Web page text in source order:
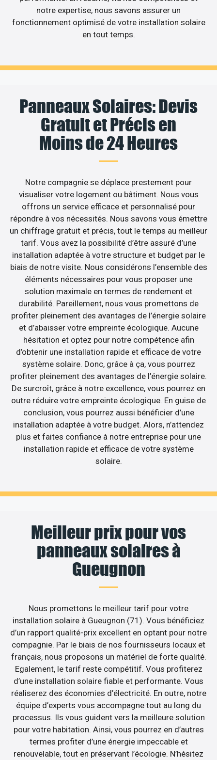
notre expertise, nous savons assurer un
fonctionnement optimisé de votre installation solaire
en tout temps.
Panneaux Solaires: Devis
Gratuit et Précis en
Moins de 24 Heures
Notre compagnie se déplace prestement pour
visualiser votre logement ou bâtiment. Nous vous
offrons un service efficace et personnalisé pour
répondre à vos nécessités. Nous savons vous émettre
un chiffrage gratuit et précis, tout le temps au meilleur
tarif. Vous avez la possibilité d’être assuré d’une
installation adaptée à votre structure et budget par le
biais de notre visite. Nous considérons l’ensemble des
éléments nécessaires pour vous proposer une
solution maximale en termes de rendement et
durabilité. Pareillement, nous vous promettons de
profiter pleinement des avantages de l’énergie solaire
et d’abaisser votre empreinte écologique. Aucune
hésitation et optez pour notre compétence afin
d’obtenir une installation rapide et efficace de votre
système solaire. Donc, grâce à ça, vous pourrez
profiter pleinement des avantages de l’énergie solaire.
De surcroît, grâce à notre excellence, vous pourrez en
outre réduire votre empreinte écologique. En guise de
conclusion, vous pourrez aussi bénéficier d’une
installation adaptée à votre budget. Alors, n’attendez
plus et faites confiance à notre entreprise pour une
installation rapide et efficace de votre système
solaire.
Meilleur prix pour vos
panneaux solaires à
Gueugnon
Nous promettons le meilleur tarif pour votre
installation solaire à Gueugnon (71). Vous bénéficiez
d’un rapport qualité-prix excellent en optant pour notre
compagnie. Par le biais de nos fournisseurs locaux et
français, nous proposons un matériel de forte qualité.
Egalement, le tarif reste compétitif. Vous profiterez
d’une installation solaire fiable et performante. Vous
réaliserez des économies d’électricité. En outre, notre
équipe d’experts vous accompagne tout au long du
processus. Ils vous guident vers la meilleure solution
pour votre habitation. Ainsi, vous pourrez en d’autres
termes profiter d’une énergie impeccable et
renouvelable, tout en préservant l’écologie. N’hésitez